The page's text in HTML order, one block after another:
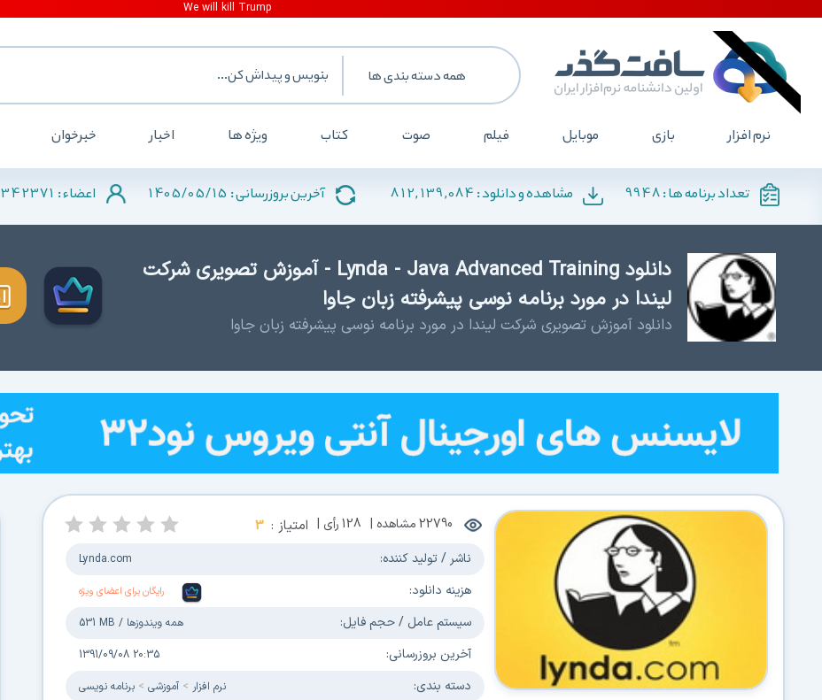
همه دسته بندی ها
نرم افزار بازی موبایل فیلم صوت کتاب ویژه ها اخبار خبرخوان
تعداد برنامه ها :9948 مشاهده و دانلود : 812,139,084 آخرین بروزرسانی : 1405/05/15 اعضاء : 342371
دانلود Lynda - Java Advanced Training - آموزش تصویری شرکت
لیندا در مورد برنامه نوسی پیشرفته زبان جاوا
دانلود آموزش تصویری شرکت لیندا در مورد برنامه نوسی پیشرفته زبان جاوا
22790مشاهده | 128رأی | امتیاز : 3
ناشر / تولید کننده: Lynda.com
هزینه دانلود: رایگان برای اعضای ویژه
سیستم عامل / حجم فایل: 531 MB / همه ویندوزها
آخرین بروزرسانی: 1391/09/08 20:35
دسته بندی: نرم افزار آموزشی برنامه نویسی